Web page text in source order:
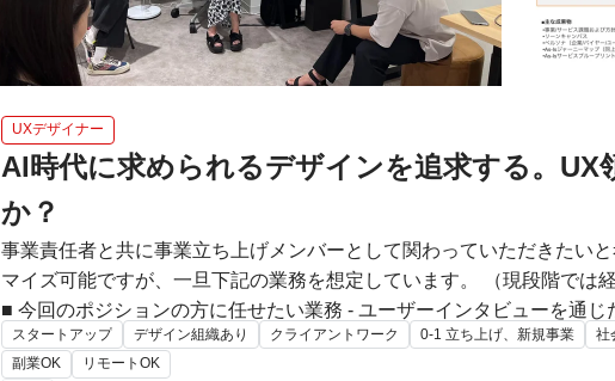
UXデザイナー
AI時代に求められるデザインを追求する。
か？
事業責任者と共に事業立ち上げメンバーとして関わっていただきたい
マイズ可能ですが、一旦下記の業務を想定しています。 （現段階では
■ 今回のポジションの方に任せたい業務 - ユーザーインタビューを通
などの設計 - 情報構造の設計 - プロダクトへの実装 ■ 事業責任者が対応する業務 - プロジェクトの創出（いわゆる営
業活動全般） - 外部も含めた人材の調達 - プロジェクト初期構想段階で
スタートアップ デザイン組織あり クライアントワーク 0-1 立ち上げ、新規事業 社
副業OK
リモートOK